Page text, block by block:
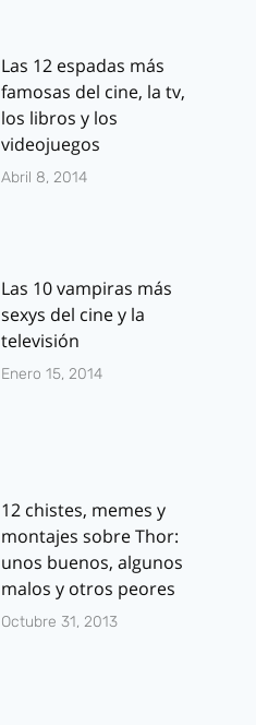
Las 12 espadas más
famosas del cine, la tv,
los libros y los
videojuegos
Abril 8, 2014
Las 10 vampiras más
sexys del cine y la
televisión
Enero 15, 2014
12 chistes, memes y
montajes sobre Thor:
unos buenos, algunos
malos y otros peores
Octubre 31, 2013